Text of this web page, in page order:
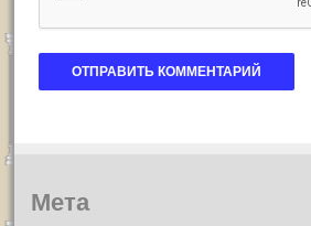
Мета